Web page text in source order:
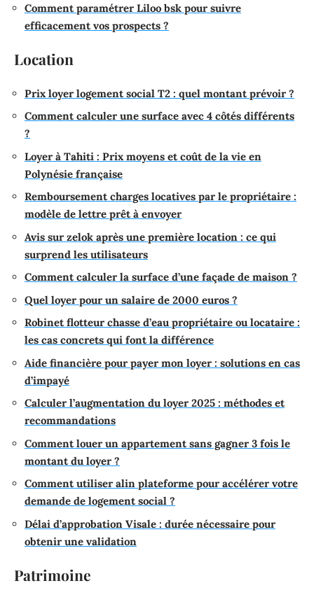
Comment paramétrer Liloo bsk pour suivre
efficacement vos prospects ?
Location
Prix loyer logement social T2 : quel montant prévoir ?
Comment calculer une surface avec 4 côtés différents
?
Loyer à Tahiti : Prix moyens et coût de la vie en
Polynésie française
Remboursement charges locatives par le propriétaire :
modèle de lettre prêt à envoyer
Avis sur zelok après une première location : ce qui
surprend les utilisateurs
Comment calculer la surface d’une façade de maison ?
Quel loyer pour un salaire de 2000 euros ?
Robinet flotteur chasse d’eau propriétaire ou locataire :
les cas concrets qui font la différence
Aide financière pour payer mon loyer : solutions en cas
d’impayé
Calculer l’augmentation du loyer 2025 : méthodes et
recommandations
Comment louer un appartement sans gagner 3 fois le
montant du loyer ?
Comment utiliser alin plateforme pour accélérer votre
demande de logement social ?
Délai d’approbation Visale : durée nécessaire pour
obtenir une validation
Patrimoine